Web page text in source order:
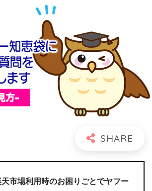
市場利用時のお困りごとでヤフー